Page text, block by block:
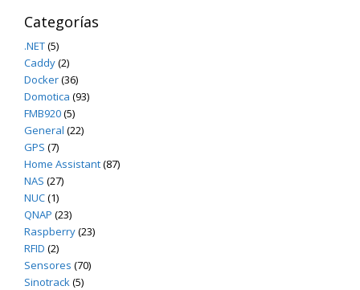
Categorías
.NET(5)
Caddy(2)
Docker(36)
Domotica (93)
FMB920(5)
General (22)
GPS (7)
Home Assistant(87)
NAS (27)
NUC(1)
QNAP (23)
Raspberry(23)
RFID (2)
Sensores (70)
Sinotrack(5)